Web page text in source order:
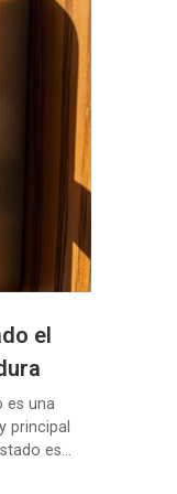
el
es una
principal
es